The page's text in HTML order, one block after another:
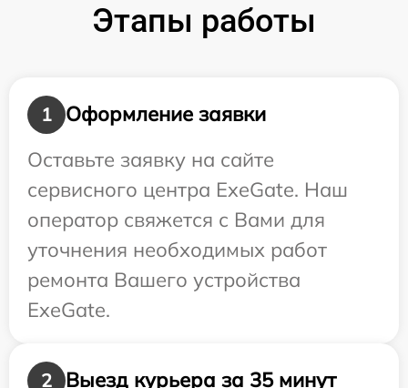
Этапы работы
1
Оформление заявки
Оставьте заявку на сайте
сервисного центра ExeGate. Наш
оператор свяжется с Вами для
уточнения необходимых работ
ремонта Вашего устройства
ExeGate.
2
Выезд курьера за 35 минут